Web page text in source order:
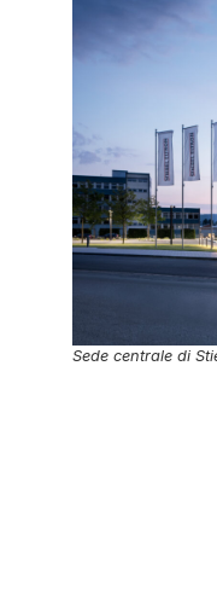
Sede centrale di